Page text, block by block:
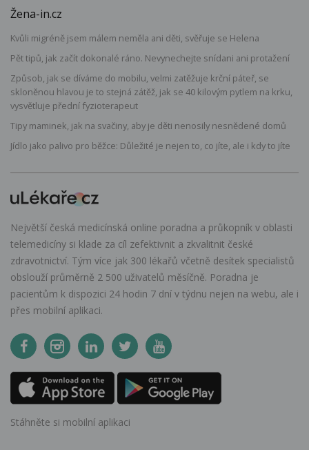
Žena-in.cz
Kvůli migréně jsem málem neměla ani děti, svěřuje se Helena
Pět tipů, jak začít dokonalé ráno. Nevynechejte snídani ani protažení
Způsob, jak se díváme do mobilu, velmi zatěžuje krční páteř, se
skloněnou hlavou je to stejná zátěž, jak se 40 kilovým pytlem na krku,
vysvětluje přední fyzioterapeut
Tipy maminek, jak na svačiny, aby je děti nenosily nesnědené domů
Jídlo jako palivo pro běžce: Důležité je nejen to, co jíte, ale i kdy to jíte
Největší česká medicínská online poradna a průkopník v oblasti
telemedicíny si klade za cíl zefektivnit a zkvalitnit české
zdravotnictví. Tým více jak 300 lékařů včetně desítek specialistů
obslouží průměrně 2 500 uživatelů měsíčně. Poradna je
pacientům k dispozici 24 hodin 7 dní v týdnu nejen na webu, ale i
přes mobilní aplikaci.
Stáhněte si mobilní aplikaci